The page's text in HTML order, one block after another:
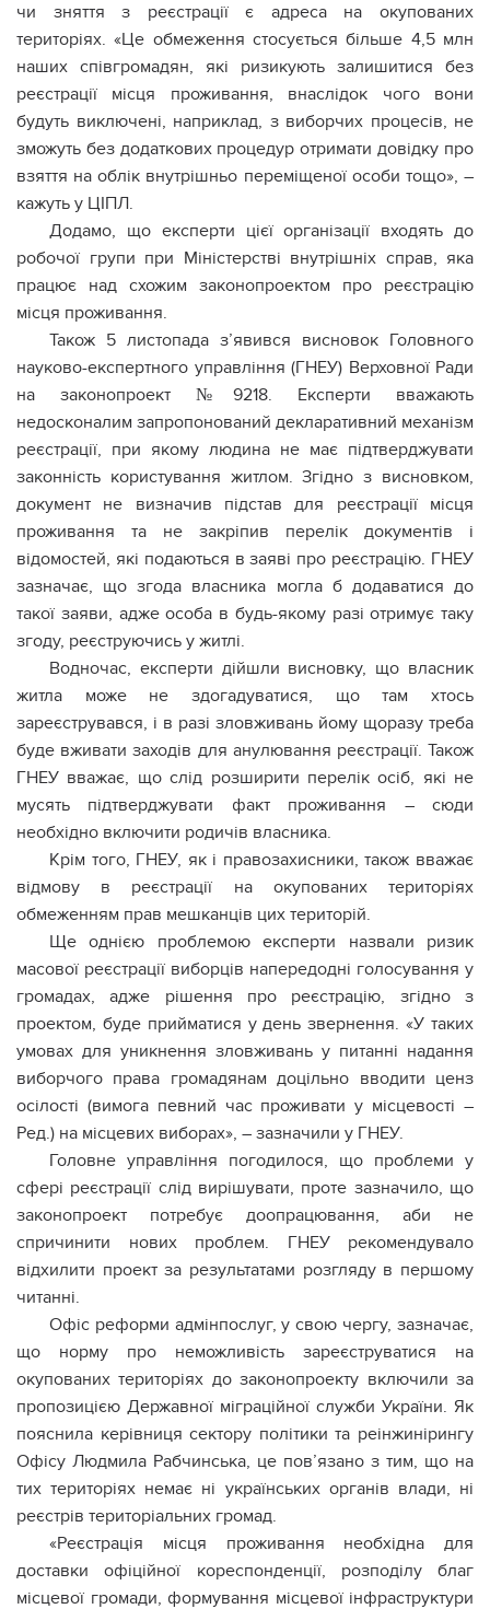
чи зняття з реєстрації є адреса на окупованих
територіях. «Це обмеження стосується більше 4,5 млн
наших співгромадян, які ризикують залишитися без
реєстрації місця проживання, внаслідок чого вони
будуть виключені, наприклад, з виборчих процесів, не
зможуть без додаткових процедур отримати довідку про
взяття на облік внутрішньо переміщеної особи тощо», –
кажуть у ЦІПЛ.
Додамо, що експерти цієї організації входять до
робочої групи при Міністерстві внутрішніх справ, яка
працює над схожим законопроектом про реєстрацію
місця проживання.
Також 5 листопада з’явився висновок Головного
науково-експертного управління (ГНЕУ) Верховної Ради
на законопроект №9218. Експерти вважають
недосконалим запропонований декларативний механізм
реєстрації, при якому людина не має підтверджувати
законність користування житлом. Згідно з висновком,
документ не визначив підстав для реєстрації місця
проживання та не закріпив перелік документів і
відомостей, які подаються в заяві про реєстрацію. ГНЕУ
зазначає, що згода власника могла б додаватися до
такої заяви, адже особа в будь-якому разі отримує таку
згоду, реєструючись у житлі.
Водночас, експерти дійшли висновку, що власник
житла може не здогадуватися, що там хтось
зареєструвався, і в разі зловживань йому щоразу треба
буде вживати заходів для анулювання реєстрації. Також
ГНЕУ вважає, що слід розширити перелік осіб, які не
мусять підтверджувати факт проживання – сюди
необхідно включити родичів власника.
Крім того, ГНЕУ, як і правозахисники, також вважає
відмову в реєстрації на окупованих територіях
обмеженням прав мешканців цих територій.
Ще однією проблемою експерти назвали ризик
масової реєстрації виборців напередодні голосування у
громадах, адже рішення про реєстрацію, згідно з
проектом, буде прийматися у день звернення. «У таких
умовах для уникнення зловживань у питанні надання
виборчого права громадянам доцільно вводити ценз
осілості (вимога певний час проживати у місцевості –
Ред.) на місцевих виборах», – зазначили у ГНЕУ.
Головне управління погодилося, що проблеми у
сфері реєстрації слід вирішувати, проте зазначило, що
законопроект потребує доопрацювання, аби не
спричинити нових проблем. ГНЕУ рекомендувало
відхилити проект за результатами розгляду в першому
читанні.
Офіс реформи адмінпослуг, у свою чергу, зазначає,
що норму про неможливість зареєструватися на
окупованих територіях до законопроекту включили за
пропозицією Державної міграційної служби України. Як
пояснила керівниця сектору політики та реінжинірингу
Офісу Людмила Рабчинська, це пов’язано з тим, що на
тих територіях немає ні українських органів влади, ні
реєстрів територіальних громад.
«Реєстрація місця проживання необхідна для
доставки офіційної кореспонденції, розподілу благ
місцевої громади, формування місцевої інфраструктури